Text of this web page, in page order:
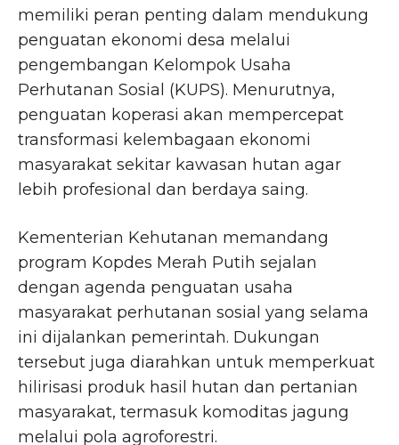
memiliki peran penting dalam mendukung
penguatan ekonomi desa melalui
pengembangan Kelompok Usaha
Perhutanan Sosial (KUPS). Menurutnya,
penguatan koperasi akan mempercepat
transformasi kelembagaan ekonomi
masyarakat sekitar kawasan hutan agar
lebih profesional dan berdaya saing.
Kementerian Kehutanan memandang
program Kopdes Merah Putih sejalan
dengan agenda penguatan usaha
masyarakat perhutanan sosial yang selama
ini dijalankan pemerintah. Dukungan
tersebut juga diarahkan untuk memperkuat
hilirisasi produk hasil hutan dan pertanian
masyarakat, termasuk komoditas jagung
melalui pola agroforestri.